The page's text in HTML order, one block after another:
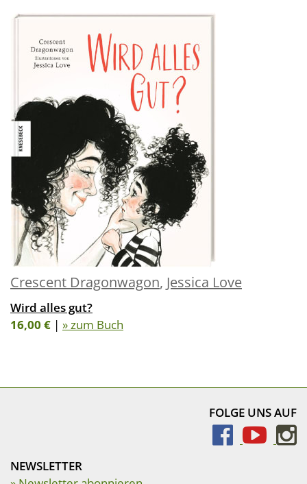
Crescent Dragonwagon, Jessica Love
Wird alles gut?
16,00 € | » zum Buch
FOLGE UNS AUF
NEWSLETTER